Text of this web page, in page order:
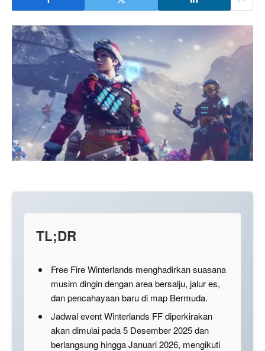
TL;DR
Free Fire Winterlands menghadirkan suasana
musim dingin dengan area bersalju, jalur es,
dan pencahayaan baru di map Bermuda.
Jadwal event Winterlands FF diperkirakan
akan dimulai pada 5 Desember 2025 dan
berlangsung hingga Januari 2026, mengikuti